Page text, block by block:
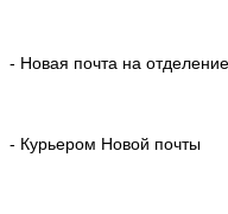
- Новая почта на
- Курьером Новой почты